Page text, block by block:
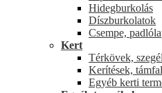
Hidegburkolás
Díszburkolatok
Csempe,
Kert
Térkövek,
Kerítések,
Egyéb kerti